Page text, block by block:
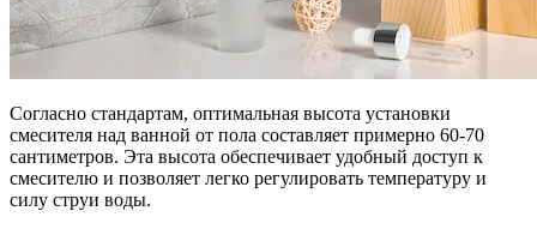
Согласно стандартам, оптимальная высота установки
смесителя над ванной от пола составляет примерно 60-70
сантиметров. Эта высота обеспечивает удобный доступ к
смесителю и позволяет легко регулировать температуру и
силу струи воды.